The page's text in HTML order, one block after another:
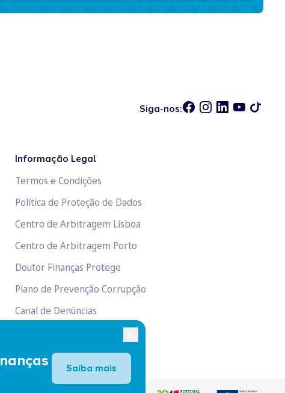
Saiba mais
Siga-nos:
Informação Legal
Termos e Condições
Política de Proteção de Dados
Centro de Arbitragem Lisboa
Centro de Arbitragem Porto
Doutor Finanças Protege
Plano de Prevenção Corrupção
Canal de Denúncias